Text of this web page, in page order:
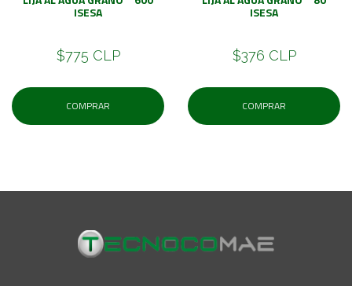
ISESA
$775 CLP
COMPRAR
ISESA
$376 CLP
COMPRAR